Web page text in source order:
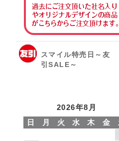
スマイル特売日～友
引SALE～
2026年8月
日
月 火 水 木 金